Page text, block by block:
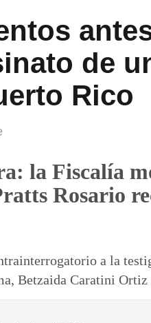
de
Rico
la Fiscalía
Rosario
a la
Betzaida Caratini Ortiz